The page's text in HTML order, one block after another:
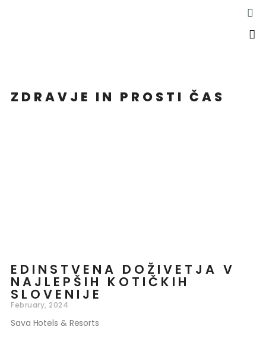
ZDRAVJE IN PROSTI ČAS
EDINSTVENA DOŽIVETJA V
NAJLEPŠIH KOTIČKIH
SLOVENIJE
February, 2024
Sava Hotels & Resorts